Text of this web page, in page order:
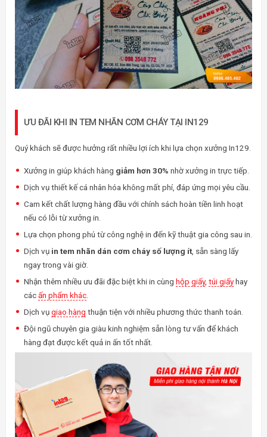
ƯU ĐÃI KHI IN TEM NHÃN CƠM CHÁY TẠI IN129
Quý khách sẽ được hưởng rất nhiều lợi ích khi lựa chọn xưởng In129.
Xưởng in giúp khách hàng giảm hơn 30% nhờ xưởng in trực tiếp.
Dịch vụ thiết kế cá nhân hóa không mất phí, đáp ứng mọi yêu cầu.
Cam kết chất lượng hàng đầu với chính sách hoàn tiền linh hoạt
nếu có lỗi từ xưởng in.
Lựa chọn phong phú từ công nghệ in đến kỹ thuật gia công sau in.
Dịch vụ in tem nhãn dán cơm cháy số lượng ít, sẵn sàng lấy
ngay trong vài giờ.
Nhận thêm nhiều ưu đãi đặc biệt khi in cùng hộp giấy, túi giấyhay
cácấn phẩm khác.
Dịch vụgiao hàng thuận tiện với nhiều phương thức thanh toán.
Đội ngũ chuyên gia giàu kinh nghiệm sẵn lòng tư vấn để khách
hàng đạt được kết quả in ấn tốt nhất.